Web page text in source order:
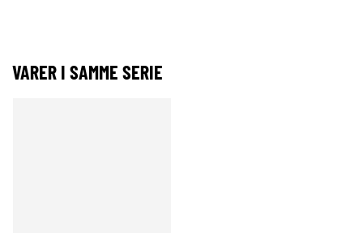
VARER I SAMME SERIE